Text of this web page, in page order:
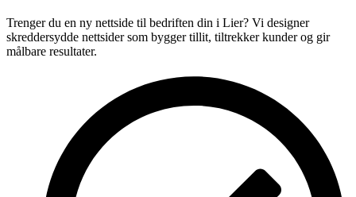
Trenger du en ny nettside til bedriften din i Lier? Vi designer
skreddersydde nettsider som bygger tillit, tiltrekker kunder og gir
målbare resultater.